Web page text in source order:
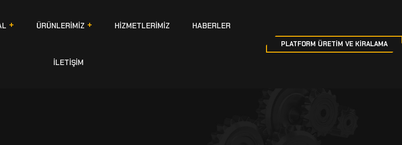
ÜRÜNLERİMİZ HİZMETLERİMİZ HABERLER
İLETİŞİM
PLATFORM ÜRETİM VE KİRALAMA